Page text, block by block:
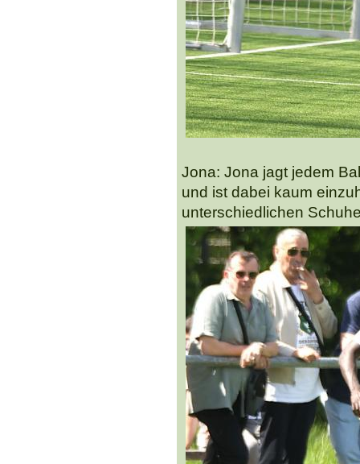
Jona: Jona jagt jedem
und ist dabei kaum
unterschiedlichen